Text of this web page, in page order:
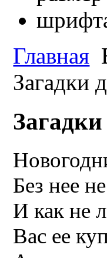
Главная
Загадки
Без нее
И как не
Вас ее